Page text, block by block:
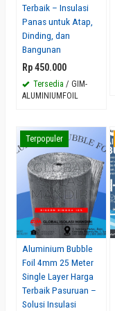
Terbaik – Insulasi
Panas untuk Atap,
Dinding, dan
Bangunan
Rp 450.000
Tersedia / GIM-
ALUMINIUMFOIL
Terpopuler
Aluminium Bubble
Foil 4mm 25 Meter
Single Layer Harga
Terbaik Pasuruan –
Solusi Insulasi